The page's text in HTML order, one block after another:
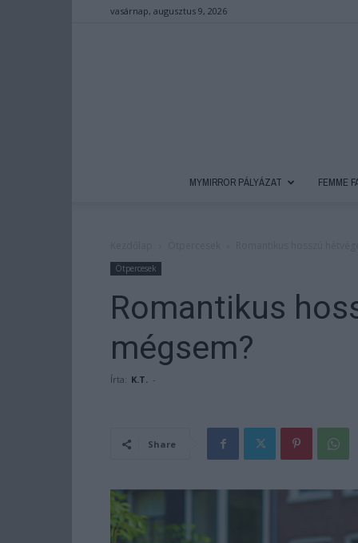
vasárnap, augusztus 9, 2026
MYMIRROR PÁLYÁZAT FEMME
Ötpercesek
Romantikus
mégsem?
Írta: K.T. -
Share